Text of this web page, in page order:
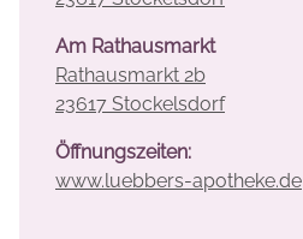
Am Rathausmarkt
Rathausmarkt 2b
23617 Stockelsdorf
Öffnungszeiten:
www.luebbers-apotheke.de